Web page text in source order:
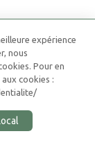
expérience
nous
Pour en
cookies :